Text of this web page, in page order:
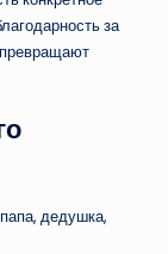
за
дедушка,